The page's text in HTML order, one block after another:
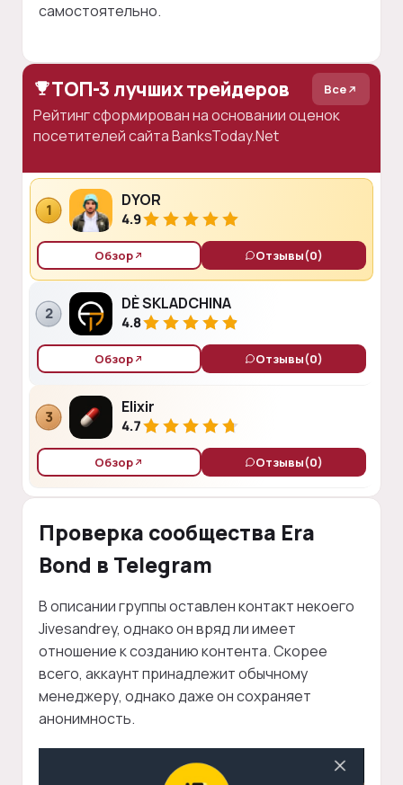
самостоятельно.
ТОП-3 лучших трейдеров Все
Рейтинг сформирован на основании оценок
посетителей сайта BanksToday.Net
1
DYOR
4.9
Обзор Отзывы(0)
2
DÈ SKLADCHINA
4.8
Обзор Отзывы(0)
3
Elixir
4.7
Обзор Отзывы(0)
Проверка сообщества Era
Bond в Telegram
В описании группы оставлен контакт некоего
Jivesandrey, однако он вряд ли имеет
отношение к созданию контента. Скорее
всего, аккаунт принадлежит обычному
менеджеру, однако даже он сохраняет
анонимность.